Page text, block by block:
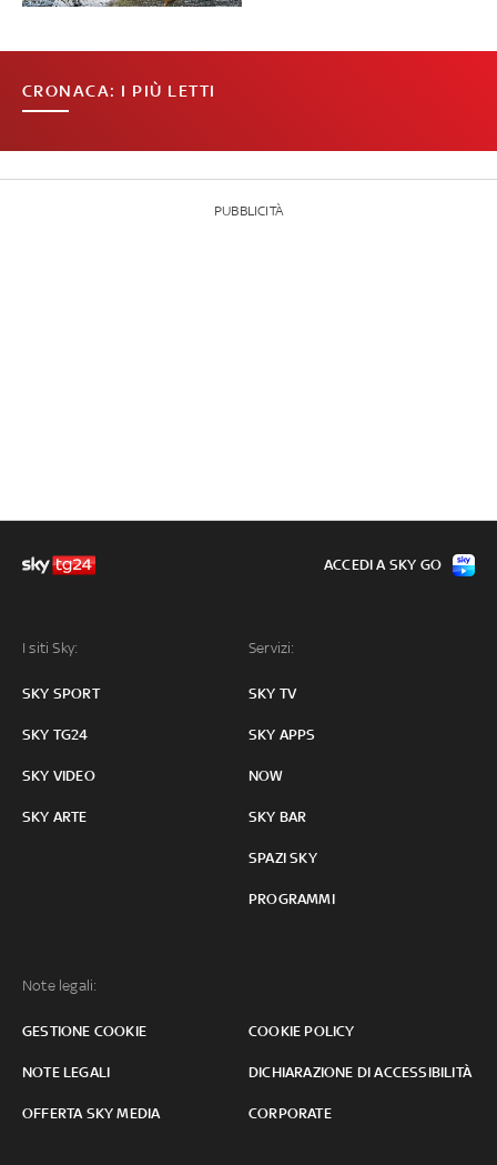
CRONACA: I PIÙ LETTI
PUBBLICITÀ
I siti Sky:
SKY SPORT
SKY TG24
SKY VIDEO
SKY ARTE
Servizi:
SKY TV
SKY APPS
NOW
SKY BAR
SPAZI SKY
PROGRAMMI
Note legali:
GESTIONE COOKIE COOKIE POLICY
NOTE LEGALI DICHIARAZIONE DI ACCESSIBILITÀ
OFFERTA SKY MEDIA CORPORATE
ACCEDI A SKY GO